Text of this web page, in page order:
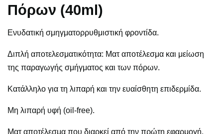
Πόρων (40ml)
Ενυδατική σμηγματορρυθμιστική φροντίδα.
Διπλή αποτελεσματικότητα: Mατ αποτέλεσμα και μείωση
της παραγωγής σμήγματος και των πόρων.
Κατάλληλο για τη λιπαρή και την ευαίσθητη επιδερμίδα.
Μη λιπαρή υφή (oil-free).
Ματ αποτέλεσμα που διαρκεί από την πρώτη εφαρμογή.